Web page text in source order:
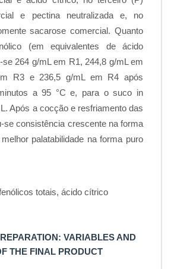
e pectina neutralizada e, no
sacarose comercial. Quanto
(em equivalentes de ácido
se 264 g/mL em R1, 244,8 g/mL em
R3 e 236,5 g/mL em R4 após
a 95 °C e, para o suco in
Após a cocção e resfriamento das
se consistência crescente na forma
palatabilidade na forma puro
totais, ácido cítrico
VARIABLES AND
THE FINAL PRODUCT